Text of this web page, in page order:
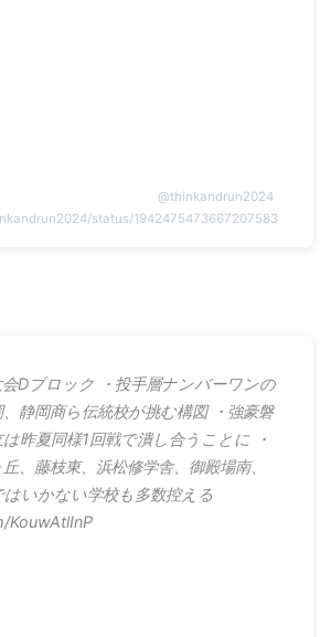
@thinkandrun2024
status/1942475473667207583
会Dブロック ・投手層ナンバーワンの
静岡商ら伝統校が挑む構図 ・強豪磐
昨夏同様1回戦で潰し合うことに ・
、藤枝東、浜松修学舎、御殿場南、
はいかない学校も多数控える
KouwAtlInP